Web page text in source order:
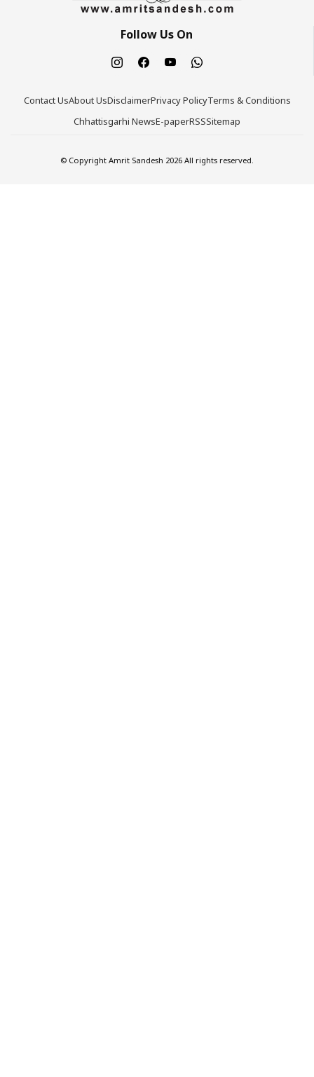
Follow Us On
Contact UsAbout UsDisclaimerPrivacy PolicyTerms & Conditions
Chhattisgarhi NewsE-paperRSSSitemap
© Copyright Amrit Sandesh 2026 All rights reserved.